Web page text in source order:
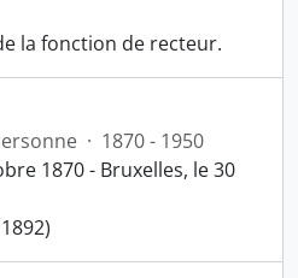
la fonction de recteur.
· 1870 - 1950
1870 - Bruxelles, le 30